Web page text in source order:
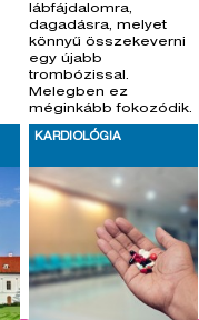
lábfájdalomra,
dagadásra, melyet
könnyű összekeverni
egy újabb
trombózissal.
Melegben ez
méginkább fokozódik.
KARDIOLÓGIA